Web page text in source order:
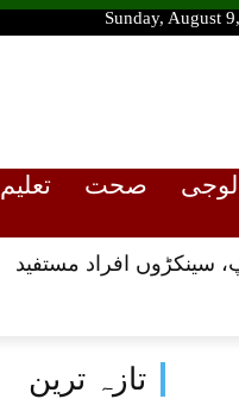
Sunday, August
صحت تعلیم
سینکڑوں افراد مستفید
تازہ ترین